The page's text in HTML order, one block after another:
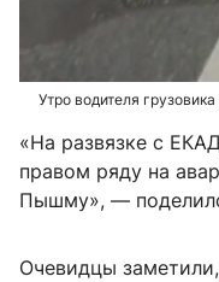
Утро водителя
«На развязке с
правом ряду на
Пышму», —
Очевидцы